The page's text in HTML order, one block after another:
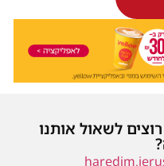
לשאול אותנו